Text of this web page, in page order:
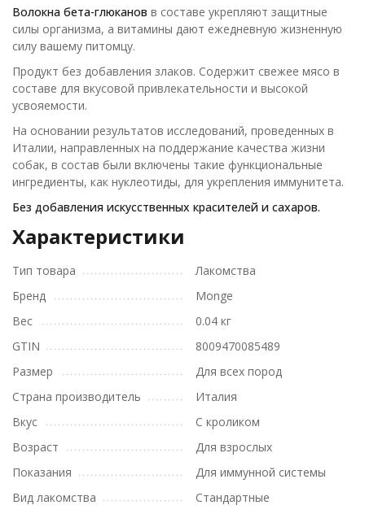
Волокна бета-глюканов в составе укрепляют защитные
силы организма, а витамины дают ежедневную жизненную
силу вашему питомцу.
Продукт без добавления злаков. Содержит свежее мясо в
составе для вкусовой привлекательности и высокой
усвояемости.
На основании результатов исследований, проведенных в
Италии, направленных на поддержание качества жизни
собак, в состав были включены такие функциональные
ингредиенты, как нуклеотиды, для укрепления иммунитета.
Без добавления искусственных красителей и сахаров.
Характеристики
Тип товара
Лакомства
Бренд
Monge
Вес
0.04 кг
GTIN
8009470085489
Размер
Для всех пород
Страна производитель
Италия
Вкус
С кроликом
Возраст
Для взрослых
Показания
Для иммунной системы
Вид лакомства
Стандартные